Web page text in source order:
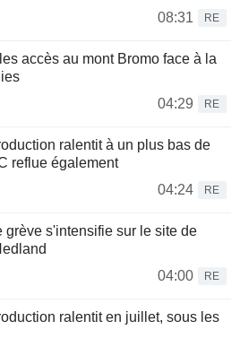
08:31
RE
accès au mont Bromo face à la
04:29
RE
ralentit à un plus bas de
reflue également
04:24
RE
grève s'intensifie sur le site de
04:00
RE
ralentit en juillet, sous les